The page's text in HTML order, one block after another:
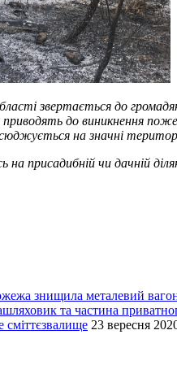
звертається до
приводять до виникнення
на значні
на присадибній чи дачній
знищила металевий
та частина
сміттєзвалище 23 вересня